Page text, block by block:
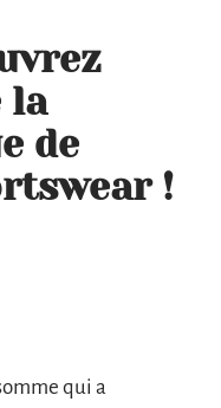
la
de
!
qui a